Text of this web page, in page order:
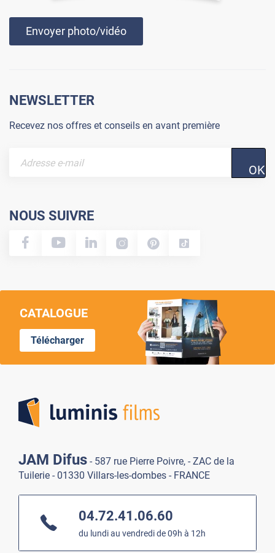
Envoyer photo/vidéo
NEWSLETTER
Recevez nos offres et conseils en avant première
OK
NOUS SUIVRE
CATALOGUE
Télécharger
JAM Difus - 587 rue Pierre Poivre, - ZAC de la
Tuilerie - 01330 Villars-les-dombes - FRANCE
04.72.41.06.60
du lundi au vendredi de 09h à 12h